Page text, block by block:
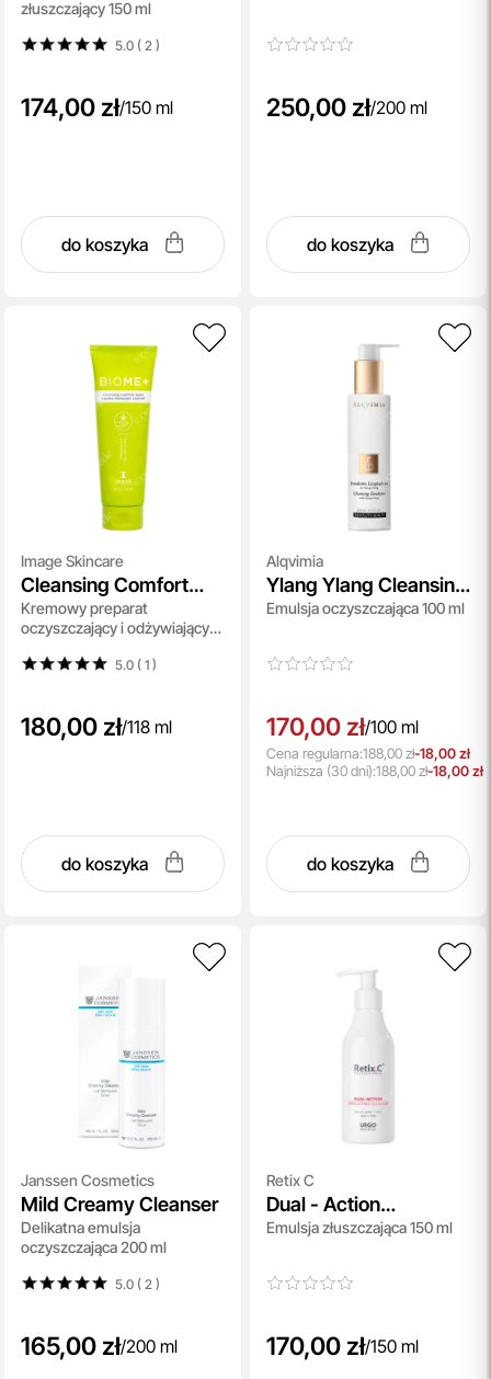
złuszczający 150 ml
5.0 ( 2 )
174,00 zł/150 ml
do koszyka
250,00 zł/200 ml
do koszyka
Image Skincare
Cleansing Comfort
Balm
Kremowy preparat
oczyszczający i odżywiający
5.0 ( 1)
180,00 zł/118 ml
do koszyka
Alqvimia
Ylang Ylang Cleansing
Emulsion
Emulsja oczyszczająca 100 ml
170,00 zł/100 ml
Cena regularna:188,00 zł-18,00 zł
Najniższa (30 dni):188,00 zł-18,00 zł
do koszyka
Janssen Cosmetics
Mild Creamy Cleanser
Delikatna emulsja
oczyszczająca 200 ml
5.0 ( 2 )
165,00 zł/200 ml
Retix C
Dual - Action
Exfoliating Cleanser
Emulsja złuszczająca 150 ml
170,00 zł/150 ml